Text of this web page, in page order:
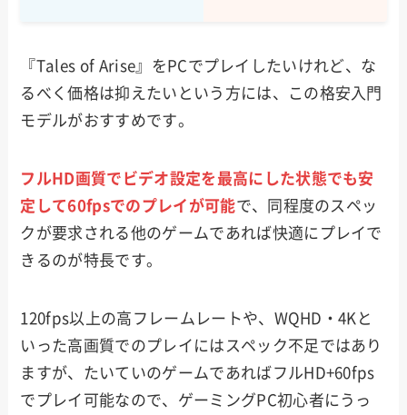
『Tales of Arise』をPCでプレイしたいけれど、な
るべく価格は抑えたいという方には、この格安入門
モデルがおすすめです。
フルHD画質でビデオ設定を最高にした状態でも安
定して60fpsでのプレイが可能で、同程度のスペッ
クが要求される他のゲームであれば快適にプレイで
きるのが特長です。
120fps以上の高フレームレートや、WQHD・4Kと
いった高画質でのプレイにはスペック不足ではあり
ますが、たいていのゲームであればフルHD+60fps
でプレイ可能なので、ゲーミングPC初心者にうっ